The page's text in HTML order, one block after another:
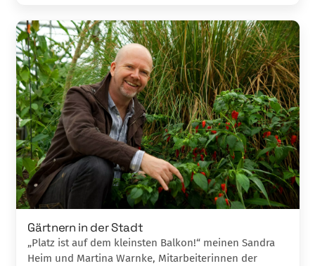
Gärtnern in der Stadt
„Platz ist auf dem kleinsten Balkon!“ meinen Sandra
Heim und Martina Warnke, Mit­­ar­beiterinnen der